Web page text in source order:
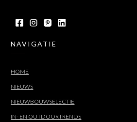
NAVIGATIE
HOME
NIEUWS
NIEUWBOUWSELECTIE
IN- EN OUTDOORTRENDS